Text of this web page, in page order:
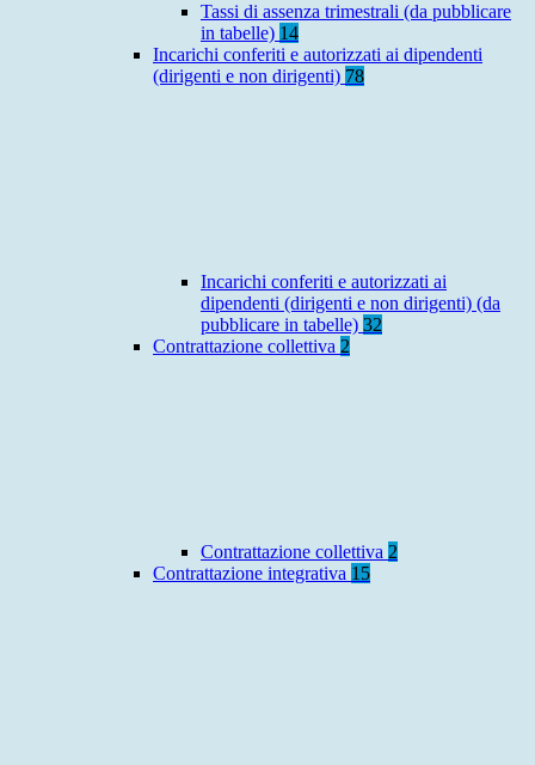
Tassi di assenza trimestrali (da pubblicare
in tabelle) 14
Incarichi conferiti e autorizzati ai dipendenti
(dirigenti e non dirigenti) 78
Incarichi conferiti e autorizzati ai
dipendenti (dirigenti e non dirigenti) (da
pubblicare in tabelle) 32
Contrattazione collettiva 2
Contrattazione collettiva 2
Contrattazione integrativa 15